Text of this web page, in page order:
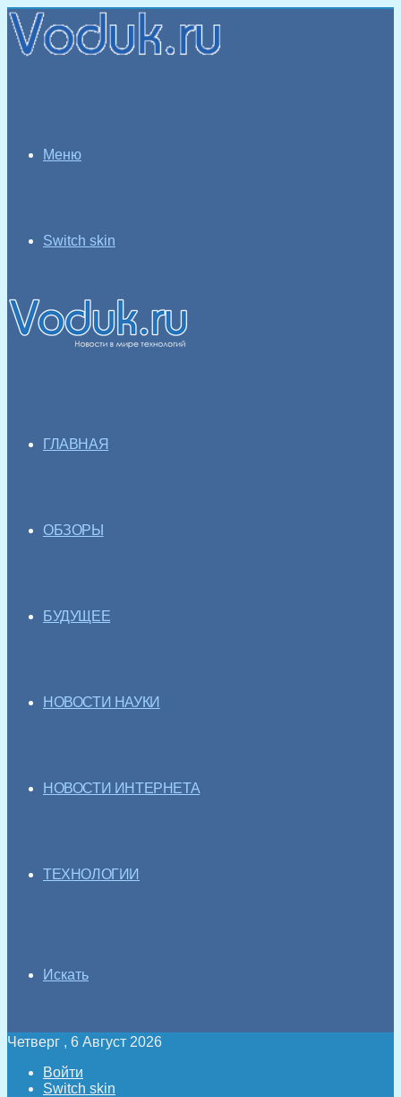
Меню
Switch skin
ГЛАВНАЯ
ОБЗОРЫ
БУДУЩЕЕ
НОВОСТИ НАУКИ
НОВОСТИ ИНТЕРНЕТА
ТЕХНОЛОГИИ
Искать
Четверг , 6 Август 2026
Войти
Switch skin